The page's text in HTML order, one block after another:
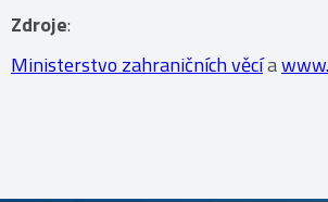
Zdroje:
Ministerstvo zahraničních věcía